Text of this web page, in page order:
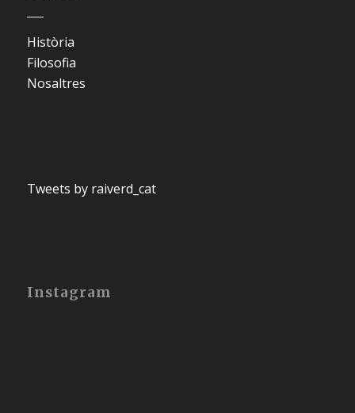
Història
Filosofia
Nosaltres
Tweets by raiverd_cat
Instagram